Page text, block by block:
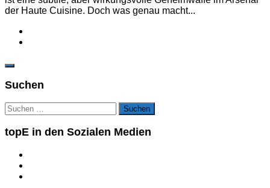
der Haute Cuisine. Doch was genau macht...
Suchen
Suchen
nach:
topE in den Sozialen Medien